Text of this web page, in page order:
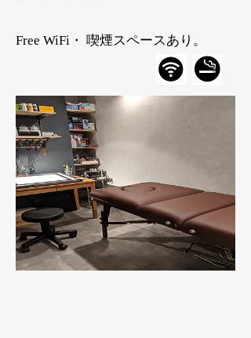
Free WiFi・ 喫煙スペースあり。